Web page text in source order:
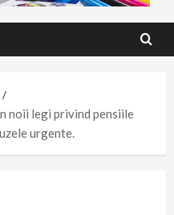
noii legi privind pensiile
urgente.